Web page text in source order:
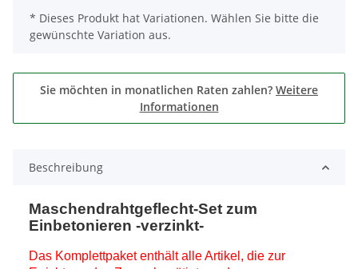
x
* Dieses Produkt hat Variationen. Wählen Sie bitte die
gewünschte Variation aus.
Sie möchten in monatlichen Raten zahlen? Weitere
Informationen
Beschreibung
Maschendrahtgeflecht-Set zum
Einbetonieren -verzinkt-
Das Komplettpaket enthält alle Artikel, die zur